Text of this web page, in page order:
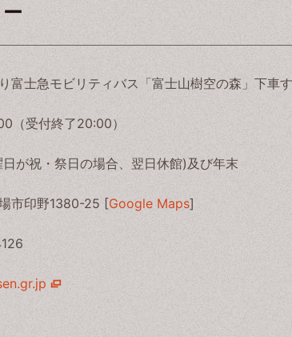
富士急モビリティバス「富士山樹空の森」下車
（受付終了20:00）
が祝・祭日の場合、翌日休館)及び年末
市印野1380-25 [Google Maps]